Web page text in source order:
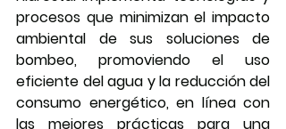
procesos que minimizan el impacto
ambiental de sus soluciones de
bombeo, promoviendo el uso
eficiente del agua y la reducción del
consumo energético, en línea con
las mejores prácticas para una